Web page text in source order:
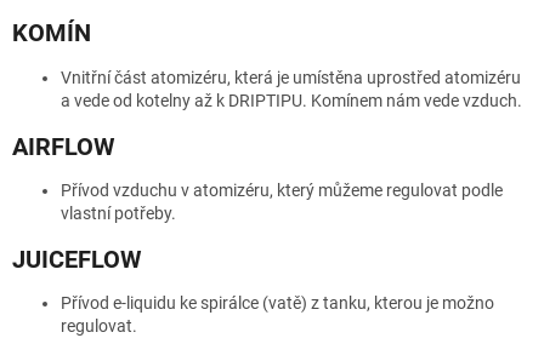
KOMÍN
Vnitřní část atomizéru, která je umístěna uprostřed atomizéru
a vede od kotelny až k DRIPTIPU. Komínem nám vede vzduch.
AIRFLOW
Přívod vzduchu v atomizéru, který můžeme regulovat podle
vlastní potřeby.
JUICEFLOW
Přívod e-liquidu ke spirálce (vatě) z tanku, kterou je možno
regulovat.